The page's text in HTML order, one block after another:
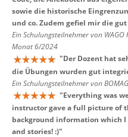
sowie die historische
und co. Zudem gefiel mir die
Ein Schulungsteilnehmer von
Monat 6/2024
"Der Dozent hat
die Übungen wurden gut
Ein Schulungsteilnehmer von
"Everything was
instructor gave a full picture of
background information which
and stories! :)"